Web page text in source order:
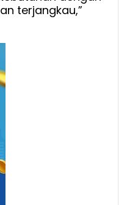
terjangkau,”